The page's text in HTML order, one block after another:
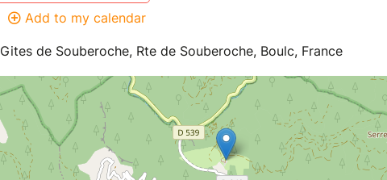
Add to my calendar
Gites de Souberoche, Rte de Souberoche, Boulc, France